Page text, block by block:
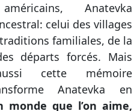
Anatevka
celui des villages
familiales, de la
départs forcés. Mais
cette mémoire
Anatevka en
monde que l’on aime,